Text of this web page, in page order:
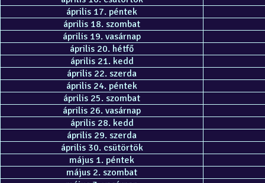
április 17. péntek
április 18. szombat
április 19. vasárnap
április 20. hétfő
április 21. kedd
április 22. szerda
április 24. péntek
április 25. szombat
április 26. vasárnap
április 28. kedd
április 29. szerda
április 30. csütörtök
május 1. péntek
május 2. szombat